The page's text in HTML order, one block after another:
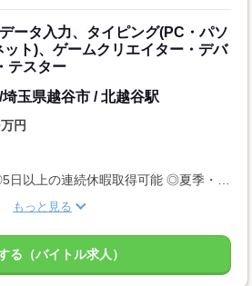
ータ入力、タイピング(PC・パソ
ット)、ゲームクリエイター・デバ
テスター
玉県越谷市 / 北越谷駅
円
もっと見る
る（バイトル求人）